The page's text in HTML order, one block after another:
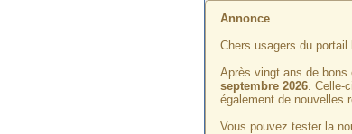
Annonce
Chers usagers du portail
Après vingt ans de bons
septembre 2026. Celle-
également de nouvelles
Vous pouvez tester la